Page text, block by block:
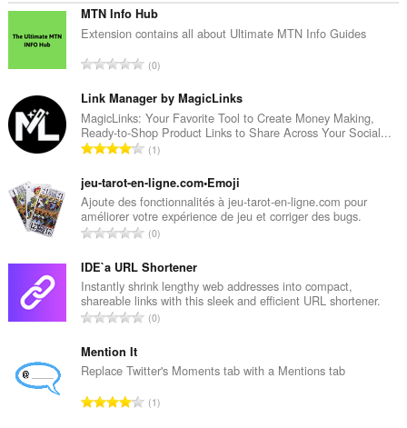
MTN Info Hub
Extension contains all about Ultimate MTN Info Guides
总
分
次
数
：
0
Link Manager by MagicLinks
MagicLinks: Your Favorite Tool to Create Money Making,
Ready-to-Shop Product Links to Share Across Your Social...
总
分
次
数
：
1
jeu-tarot-en-ligne.com•Emoji
Ajoute des fonctionnalités à jeu-tarot-en-ligne.com pour
améliorer votre expérience de jeu et corriger des bugs.
总
分
次
数
：
0
IDE`a URL Shortener
Instantly shrink lengthy web addresses into compact,
shareable links with this sleek and efficient URL shortener.
总
次
：
0
Mention It
Replace Twitter's Moments tab with a Mentions tab
总
1